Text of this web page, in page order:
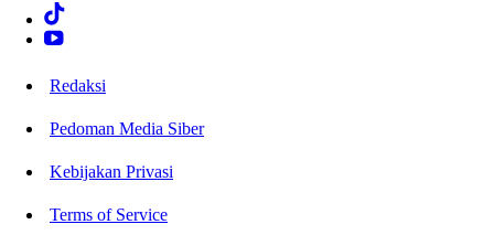
Redaksi
Pedoman Media Siber
Kebijakan Privasi
Terms of Service